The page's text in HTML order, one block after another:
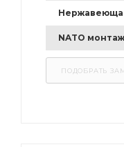
NATO